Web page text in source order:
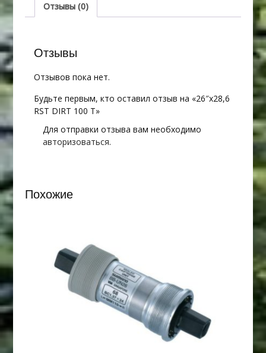
Отзывы (0)
Отзывы
Отзывов пока нет.
Будьте первым, кто оставил отзыв на «26″х28,6
RST DIRT 100 T»
Для отправки отзыва вам необходимо
авторизоваться.
Похожие